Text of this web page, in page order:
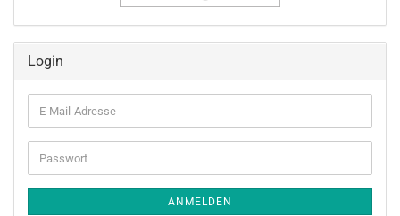
Login
E-
Mail-
Adresse
Passwort
ANMELDEN